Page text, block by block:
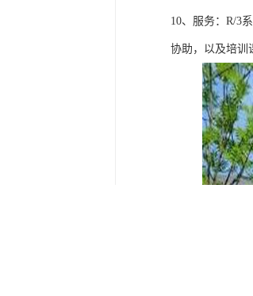
10、服务：R/3
协助，以及培训